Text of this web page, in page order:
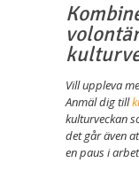
Vill uppleva
Anmäl dig till
kulturveckan
det går även
en paus i